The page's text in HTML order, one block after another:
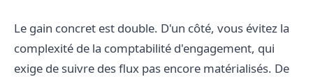
Le gain concret est double. D'un côté, vous évitez la
complexité de la comptabilité d'engagement, qui
exige de suivre des flux pas encore matérialisés. De